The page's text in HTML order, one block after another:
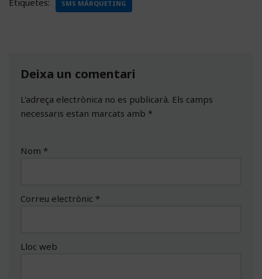
SMS MÀRQUETING
Deixa un comentari
L'adreça electrònica no es publicarà. Els camps
necessaris estan marcats amb *
Nom *
Correu electrònic *
Lloc web